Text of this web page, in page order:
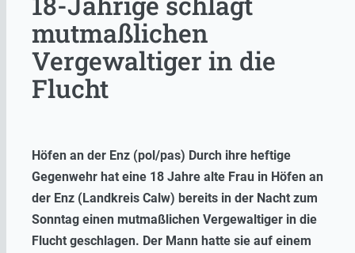
mutmaßlichen
Vergewaltiger in die
Flucht
Höfen an der Enz (pol/pas) Durch ihre heftige
Gegenwehr hat eine 18 Jahre alte Frau in Höfen an
der Enz (Landkreis Calw) bereits in der Nacht zum
Sonntag einen mutmaßlichen Vergewaltiger in die
Flucht geschlagen. Der Mann hatte sie auf einem